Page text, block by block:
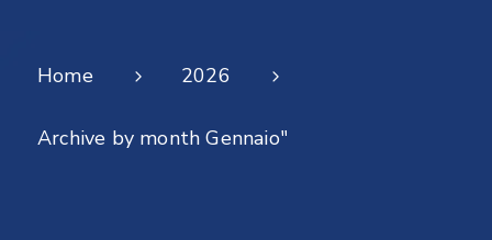
Home 2026
Archive by month Gennaio"